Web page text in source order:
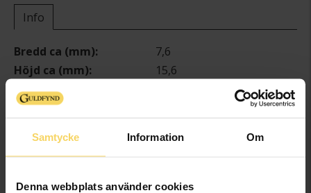
Samtycke Information Om
Denna webbplats använder cookies
Info
Bredd ca (mm)
7,6
Höjd ca (mm)
15,6
Varumärke
Material
Sten/Pärla
Diamant,Smaragd
Diamantslipning
Rund